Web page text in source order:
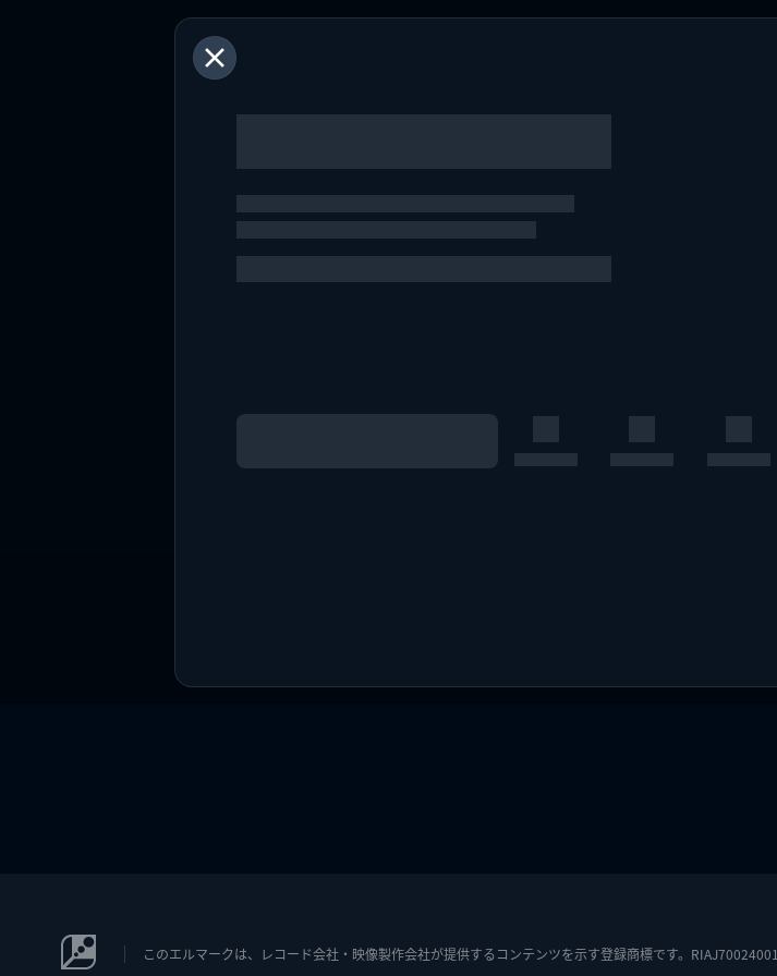
このエルマークは、レコード会社・映像製作会社が提供するコンテンツを示す登録商標です。RIAJ70024001